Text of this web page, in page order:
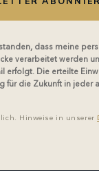
dass meine
verarbeitet werden
erfolgt. Die erteilte
für die Zukunft in jeder
Hinweise in unserer